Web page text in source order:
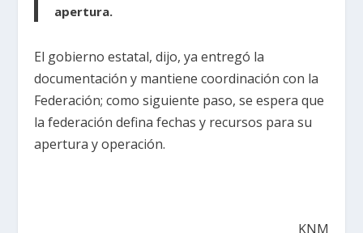
apertura.
El gobierno estatal, dijo, ya entregó la
documentación y mantiene coordinación con la
Federación; como siguiente paso, se espera que
la federación defina fechas y recursos para su
apertura y operación.
KNM